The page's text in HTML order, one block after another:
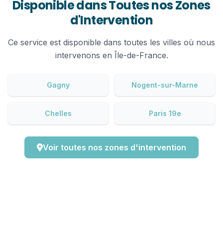
Disponible dans Toutes nos Zones
d'Intervention
Ce service est disponible dans toutes les villes où nous
intervenons en Île-de-France.
Gagny Nogent-sur-Marne
Chelles Paris 19e
Voir toutes nos zones d'intervention